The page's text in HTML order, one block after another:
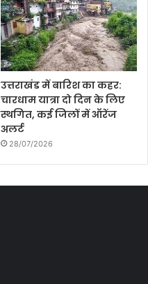
उत्तराखंड में बारिश का कहर:
चारधाम यात्रा दो दिन के लिए
स्थगित, कई जिलों में ऑरेंज
अलर्ट
28/07/2026